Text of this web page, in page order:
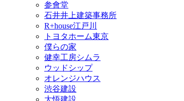
参會堂
石井井上建築事務所
R+house江戸川
トヨタホーム東京
僕らの家
健幸工房シムラ
ウッドシップ
オレンジハウス
渋谷建設
大悟建設